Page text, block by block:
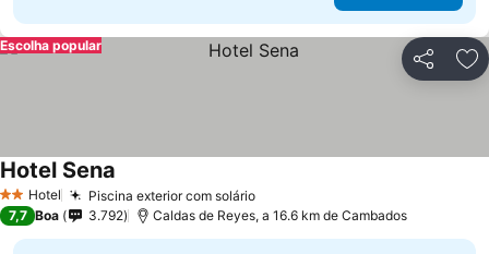
Partilhar
Escolha popular
2 Estrelas
Hotel Piscina exterior com solário
Hotel Sena
7,7 Boa 3.792 Caldas de Reyes, a 16.6 km de Cambados